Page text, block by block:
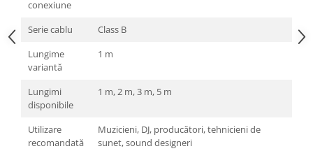
conexiune
Serie cablu
Class B
Lungime
variantă
1 m
Lungimi
disponibile
1 m, 2 m, 3 m, 5 m
Utilizare
recomandată
Muzicieni, DJ, producători, tehnicieni de
sunet, sound designeri